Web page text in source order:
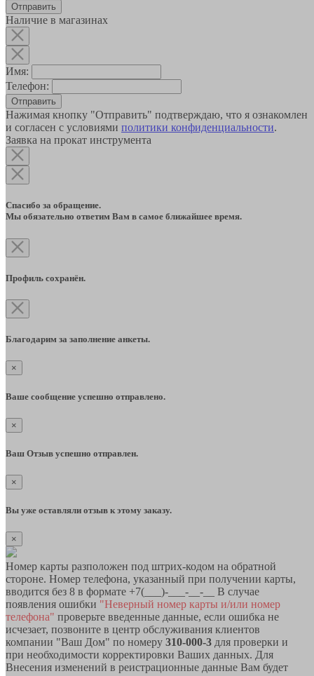
Наличие в магазинах
Имя:
Телефон:
Отправить
Нажимая кнопку "Отправить" подтверждаю, что я ознакомлен
и согласен с условиями политики конфиденциальности.
Заявка на прокат инструмента
Спасибо за обращение.
Мы обязательно ответим Вам в самое ближайшее время.
Профиль сохранён.
Благодарим за заполнение анкеты.
×
Ваше сообщение успешно отправлено.
×
Ваш Отзыв успешно отправлен.
×
Вы уже оставляли отзыв к этому заказу.
×
Номер карты разположен под штрих-кодом на обратной
стороне. Номер телефона, указанный при получении карты,
вводится без 8 в формате +7(___)-___-__-__ В случае
появления ошибки "Неверный номер карты и/или номер
телефона" проверьте введенные данные, если ошибка не
исчезает, позвоните в центр обслуживания клиентов
компании "Ваш Дом" по номеру 310-000-3 для проверки и
при необходимости корректировки Ваших данных. Для
Внесения изменений в реистрационные данные Вам будет